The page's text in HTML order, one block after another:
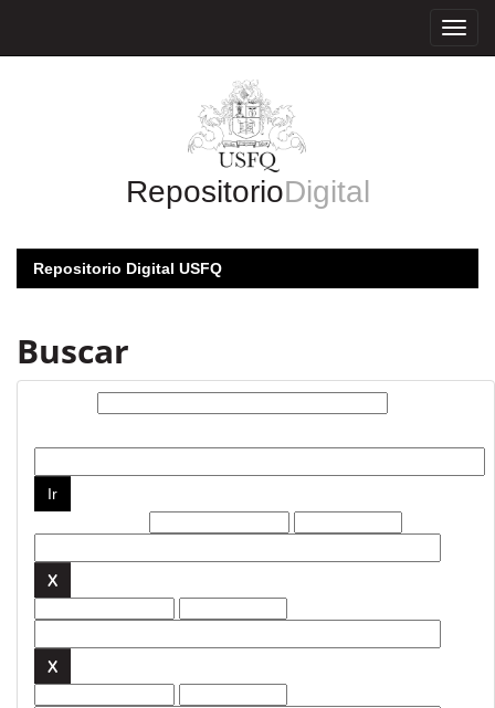
RepositorioDigital
Repositorio Digital USFQ
Buscar